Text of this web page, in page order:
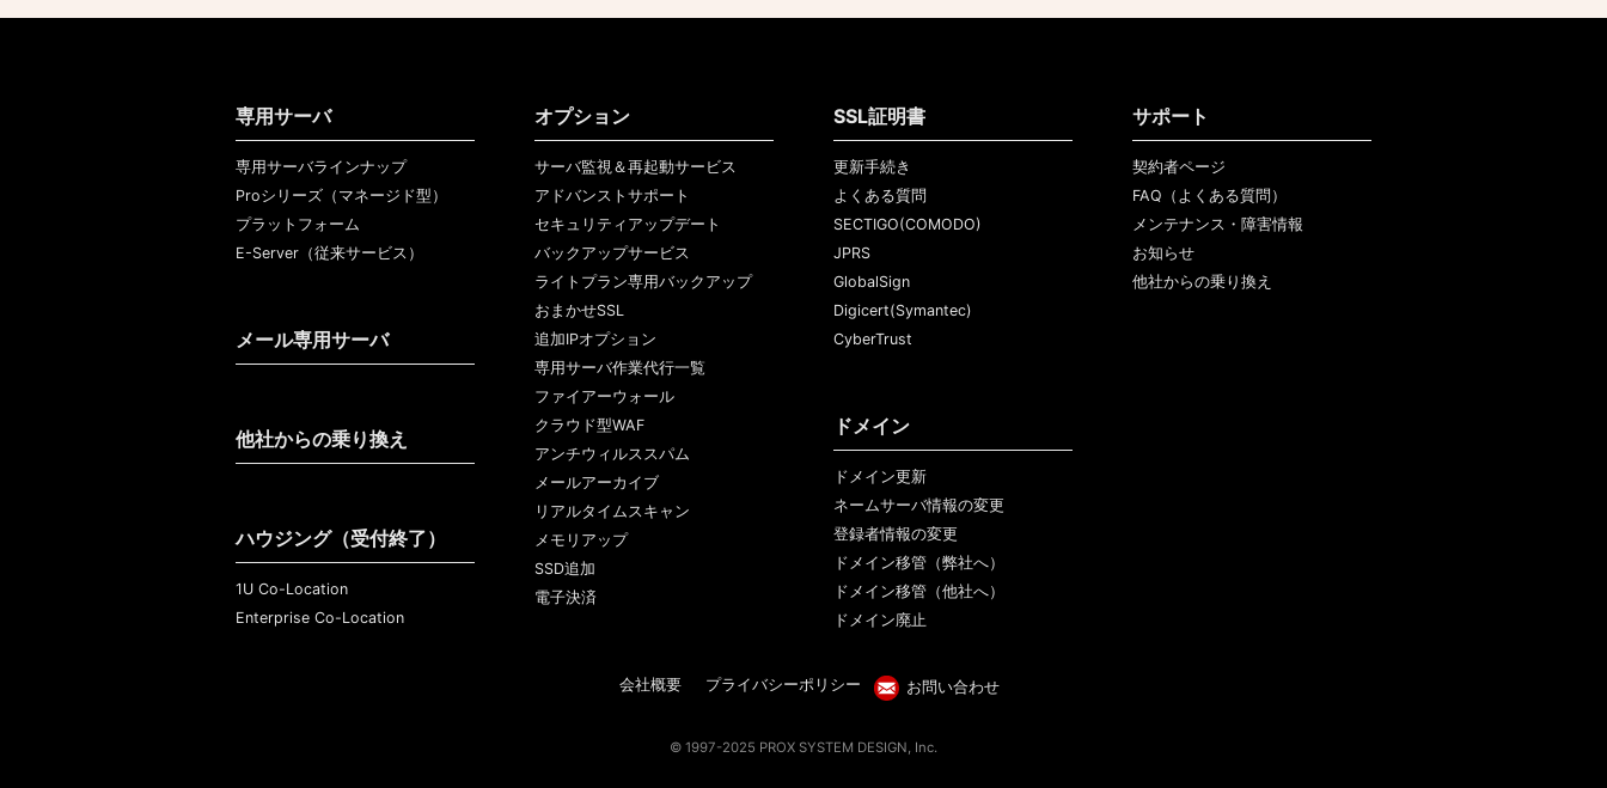
専用サーバ
専用サーバラインナップ
Proシリーズ（マネージド型）
プラットフォーム
E-Server（従来サービス）
メール専用サーバ
他社からの乗り換え
ハウジング（受付終了）
1U Co-Location
Enterprise Co-Location
オプション
サーバ監視＆再起動サービス
アドバンストサポート
セキュリティアップデート
バックアップサービス
ライトプラン専用バックアップ
おまかせSSL
追加IPオプション
専用サーバ作業代行一覧
ファイアーウォール
クラウド型WAF
アンチウィルススパム
メールアーカイブ
リアルタイムスキャン
メモリアップ
SSD追加
電子決済
SSL証明書
更新手続き
よくある質問
SECTIGO(COMODO)
JPRS
GlobalSign
Digicert(Symantec)
CyberTrust
ドメイン
ドメイン更新
ネームサーバ情報の変更
登録者情報の変更
ドメイン移管（弊社へ）
ドメイン移管（他社へ）
ドメイン廃止
サポート
契約者ページ
FAQ（よくある質問）
メンテナンス・障害情報
お知らせ
他社からの乗り換え
会社概要 プライバシーポリシー お問い合わせ
© 1997-2025 PROX SYSTEM DESIGN, Inc.